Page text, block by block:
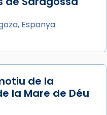
Espanya
de la
la Mare de Déu